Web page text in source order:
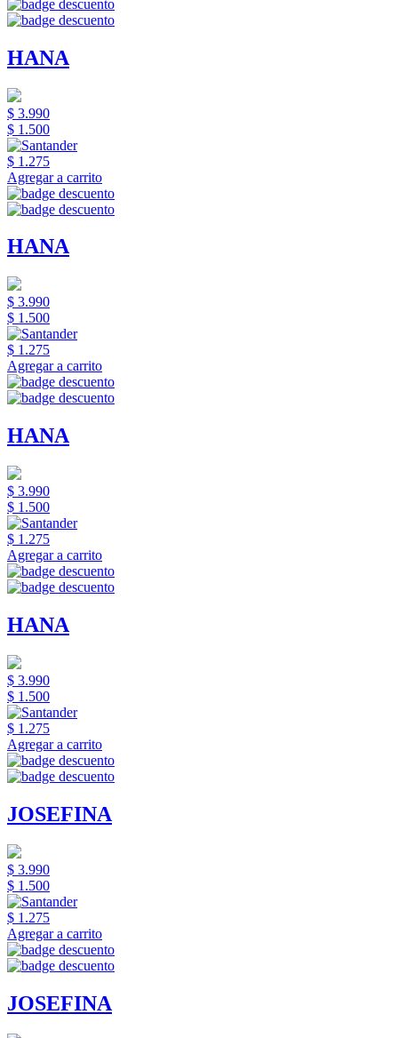
HANA
$ 3.990
$ 1.500
$ 1.275
Agregar a carrito
HANA
$ 3.990
$ 1.500
$ 1.275
Agregar a carrito
HANA
$ 3.990
$ 1.500
$ 1.275
Agregar a carrito
HANA
$ 3.990
$ 1.500
$ 1.275
Agregar a carrito
JOSEFINA
$ 3.990
$ 1.500
$ 1.275
Agregar a carrito
JOSEFINA